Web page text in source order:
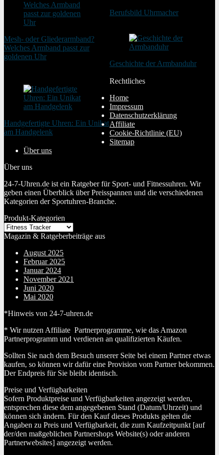
Mesh- oder Gliederarmband?
Welches Armband passt zur
goldenen Uhr
Berufsbild Uhrmacher
Geschichte der Armbanduhr
Handgefertigte Uhren: Ein Unikat
am Handgelenk
Rechtliches
Home
Impressum
Datenschutzerklärung
Affiliate
Cookie-Richtlinie (EU)
Sitemap
Über uns
Über uns
24-7-Uhren.de ist ein Ratgeber für Sport- und Fitnessuhren. Wir
geben einen Überblick über Preisspannen und die verschiedenen
Kategorien der Sportuhren-Branche.
Produkt-Kategorien
Magazin & Ratgeberbeiträge aus
August 2025
Februar 2025
Januar 2024
November 2021
Juni 2020
Mai 2020
*Hinweis von 24-7-uhren.de
* Wir nutzen Affiliate Partnerprogramme, wie das Amazon
Partnerprogramm und verdienen an qualifizierten Käufen.
Sollten Sie nach dem Besuch unserer Seite bei einem Partner etwas
kaufen, so können wir dafür eine Provision vom Partner bekommen.
Der Endpreis für Sie bleibt identisch.
Preise und Verfügbarkeiten
Sofern Produktpreise und Verfügbarkeiten angezeigt werden,
entsprechen diese dem angegebenen Stand (Datum/Uhrzeit) und
können sich ändern. Für den Kauf dieses Produkts gelten die
Angaben zu Preis und Verfügbarkeit, die zum Kaufzeitpunkt [auf
der/den maßgeblichen Partnershops Website(s) oder anderen
Partnerwebsites] angezeigt werden.